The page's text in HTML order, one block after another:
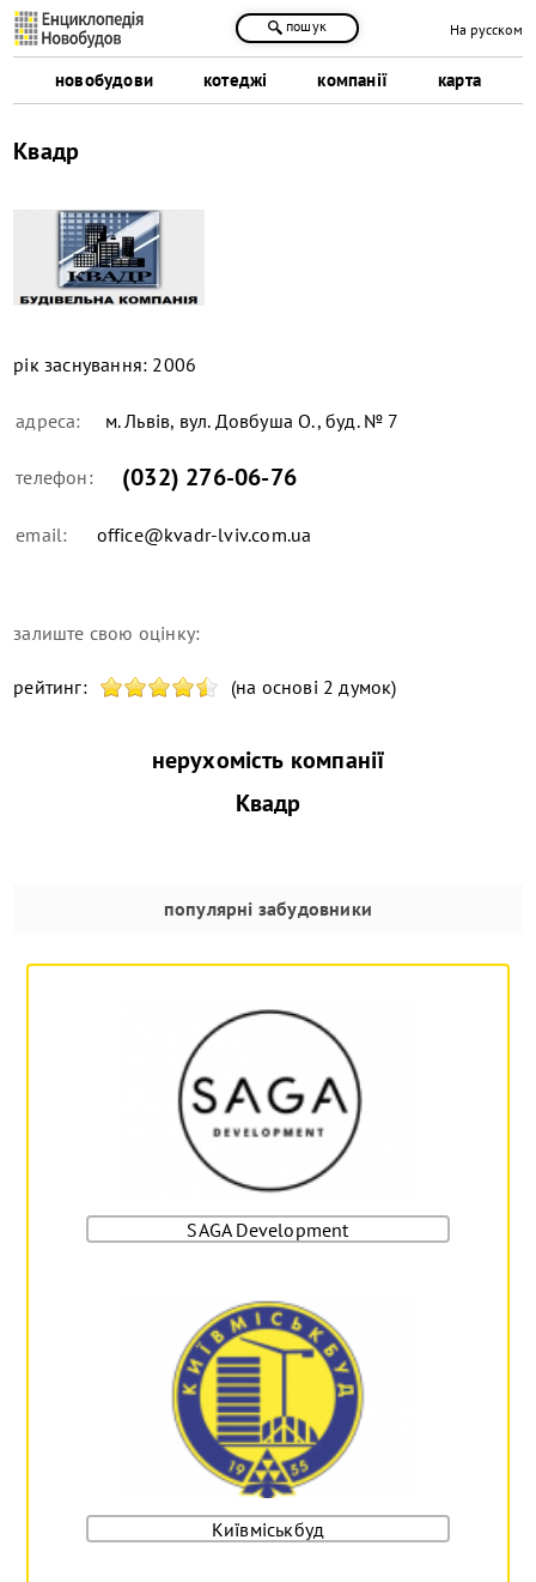
новобудови котеджі компанії карта
пошук На русском
Квадр
рік заснування: 2006
адреса: м. Львів, вул. Довбуша О., буд. № 7
телефон: (032) 276-06-76
email: office@kvadr-lviv.com.ua
залиште свою оцінку:
рейтинг: (на основі 2 думок)
нерухомість компанії
Квадр
популярні забудовники
SAGA Development
Київміськбуд